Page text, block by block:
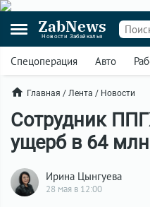
ZabNews
Новости Забайкалья
Спецоперация Авто
Главная / Лента / Новости
Сотрудник
ущерб в 64
Ирина Цынгуева
28 мая в 12:00